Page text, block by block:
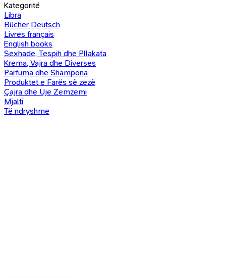
Kategoritë
Libra
Bücher Deutsch
Livres français
English books
Sexhade, Tespih dhe Pllakata
Krema, Vajra dhe Diverses
Parfuma dhe Shampona
Produktet e Farës së zezë
Çajra dhe Uje Zemzemi
Mjalti
Të ndryshme